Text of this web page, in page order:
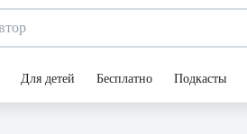
Для детей Бесплатно Подкасты